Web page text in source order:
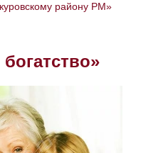
б
району РМ»